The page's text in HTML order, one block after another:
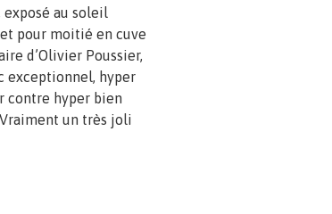
au soleil
pour moitié en cuve
d’Olivier Poussier,
exceptionnel, hyper
contre hyper bien
un très joli